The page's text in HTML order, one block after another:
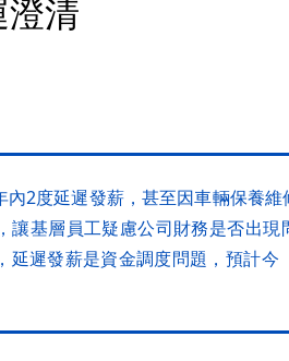
清
2度延遲發薪，甚至因車輛保養維
讓基層員工疑慮公司財務是否出現
延遲發薪是資金調度問題，預計今